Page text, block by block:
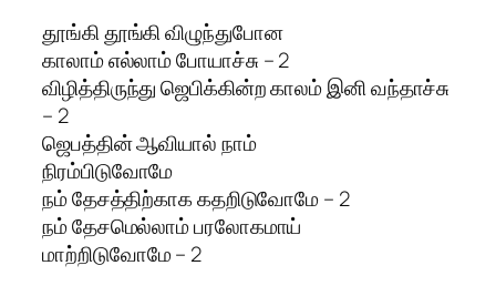
தூங்கி தூங்கி விழுந்துபோன
காலாம் எல்லாம் போயாச்சு – 2
விழித்திருந்து ஜெபிக்கின்ற காலம் இனி வந்தாச்சு
– 2
ஜெபத்தின் ஆவியால் நாம்
நிரம்பிடுவோமே
நம் தேசத்திற்காக கதறிடுவோமே – 2
நம் தேசமெல்லாம் பரலோகமாய்
மாற்றிடுவோமே – 2